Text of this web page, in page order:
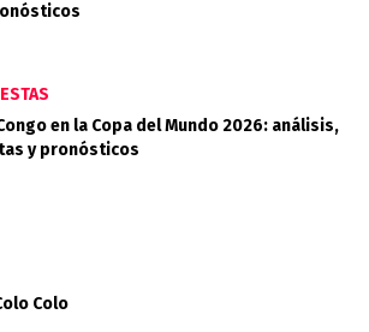
en la Copa del Mundo 2026: análisis,
y pronósticos
Colo